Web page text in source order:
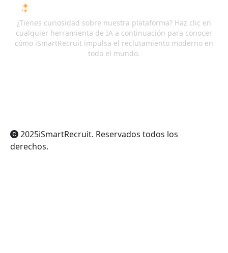
¿Tienes curiosidad sobre nuestra plataforma? Haz clic en
cualquier herramienta de IA a continuación para conocer
cómo iSmartRecruit impulsa el reclutamiento moderno en
todo el mundo.
2025iSmartRecruit. Reservados todos los
derechos.